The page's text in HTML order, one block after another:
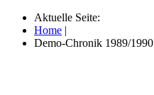
Aktuelle Seite:
Home |
Demo-Chronik 1989/1990